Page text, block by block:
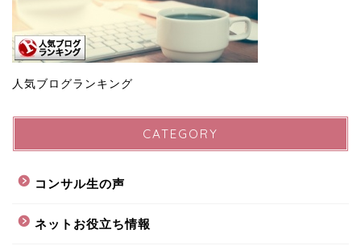
人気ブログランキング
CATEGORY
コンサル生の声
ネットお役立ち情報